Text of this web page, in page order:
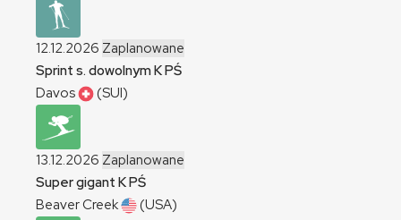
12.12.2026 Zaplanowane
Sprint s. dowolnymKPŚ
Davos
(SUI)
13.12.2026 Zaplanowane
Super gigant KPŚ
Beaver Creek
(USA)